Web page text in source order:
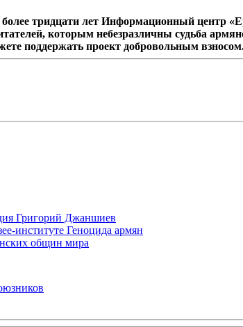
тридцати лет Информационный центр
которым небезразличны судьба
поддержать проект добровольным
Григорий Джаншиев
институте Геноцида армян
общин мира